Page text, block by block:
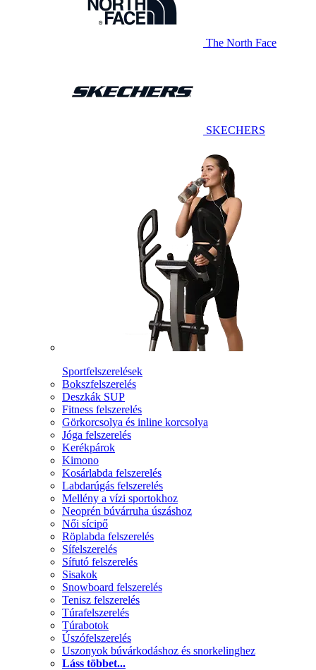
The North Face
SKECHERS
Sportfelszerelések
Bokszfelszerelés
Deszkák SUP
Fitness felszerelés
Görkorcsolya és inline korcsolya
Jóga felszerelés
Kerékpárok
Kimono
Kosárlabda felszerelés
Labdarúgás felszerelés
Mellény a vízi sportokhoz
Neoprén búvárruha úszáshoz
Női sícipő
Röplabda felszerelés
Sífelszerelés
Sífutó felszerelés
Sisakok
Snowboard felszerelés
Tenisz felszerelés
Túrafelszerelés
Túrabotok
Úszófelszerelés
Uszonyok búvárkodáshoz és snorkelinghez
Láss többet...